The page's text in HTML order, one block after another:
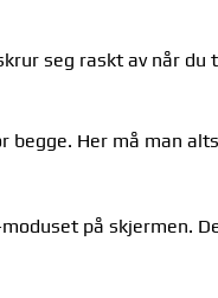
seg raskt av når du
Her må man
på skjermen.